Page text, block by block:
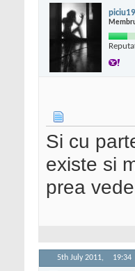
Si cu
existe si
prea
5th July 2011, 19:34